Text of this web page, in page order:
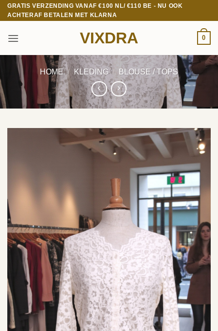
Ga
naar
GRATIS VERZENDING VANAF €100 NL/ €110 BE - NU OOK
ACHTERAF BETALEN MET KLARNA
VIXDRA 0
HOME / KLEDING / BLOUSE / TOPS